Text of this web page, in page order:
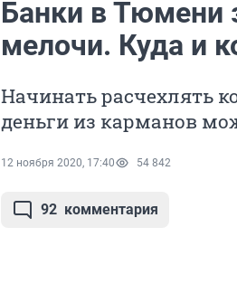
Банки в Тюмени
мелочи. Куда и
Начинать расчехлять
деньги из карманов
12 ноября 2020, 17:40 54 842
92 комментария